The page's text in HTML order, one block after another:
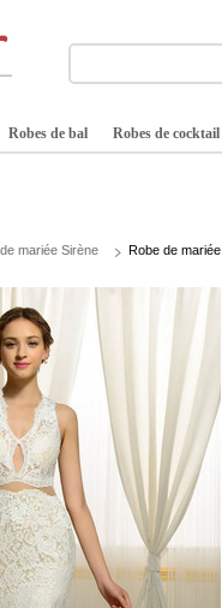
Robes de bal Robes de cocktail
mariée Sirène Robe de